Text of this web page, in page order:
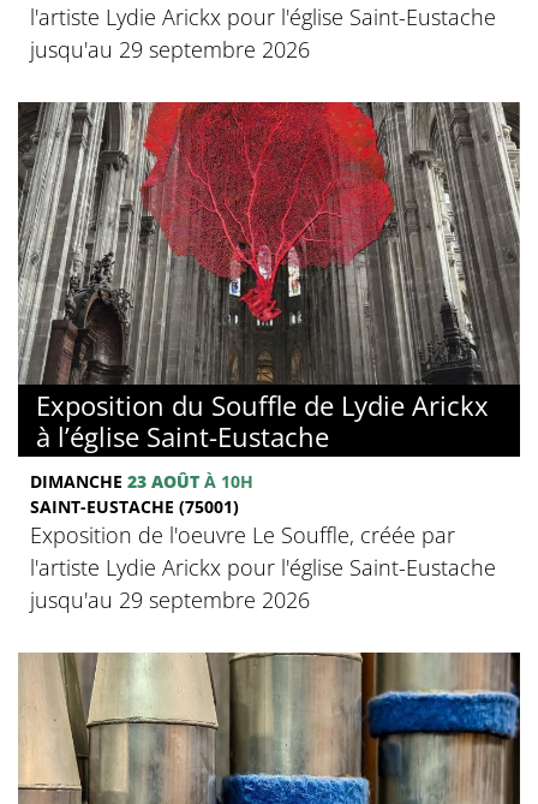
l'artiste Lydie Arickx pour l'église Saint-Eustache
jusqu'au 29 septembre 2026
Exposition du Souffle de Lydie Arickx
à l’église Saint-Eustache
DIMANCHE 23 AOÛT À 10H
SAINT-EUSTACHE (75001)
Exposition de l'oeuvre Le Souffle, créée par
l'artiste Lydie Arickx pour l'église Saint-Eustache
jusqu'au 29 septembre 2026